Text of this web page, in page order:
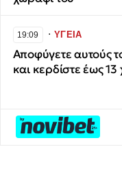
19:09 ∙ΥΓΕΙΑ
Αποφύγετε αυτούς
και κερδίστε έως